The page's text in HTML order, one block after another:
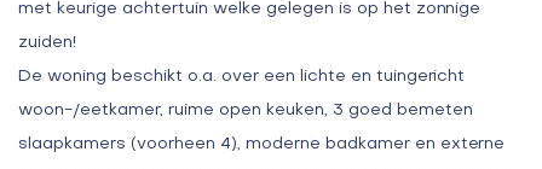
met keurige achtertuin welke gelegen is op het zonnige
zuiden!
De woning beschikt o.a. over een lichte en tuingericht
woon-/eetkamer, ruime open keuken, 3 goed bemeten
slaapkamers (voorheen 4), moderne badkamer en externe